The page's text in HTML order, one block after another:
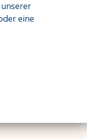
eine